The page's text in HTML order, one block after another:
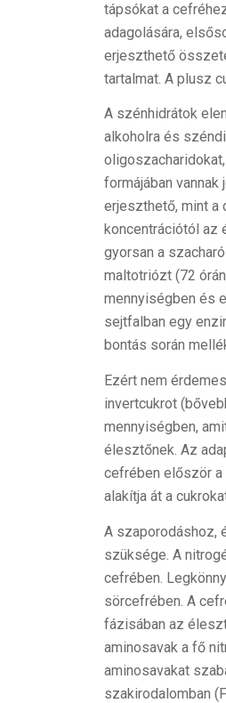
tápsókat a
adagolására,
erjeszthető
tartalmat. A plusz
A szénhidrátok
alkoholra és
formájában
erjeszthető, mint a
koncentrációtól az
gyorsan a
maltotriózt (72
mennyiségben és
sejtfalban egy
bontás során
Ezért nem
invertcukrot
mennyiségben,
élesztőnek. Az
cefrében először a
alakítja át a
A szaporodáshoz,
szüksége. A
cefrében.
sörcefrében. A
fázisában az
aminosavak a fő
aminosavakat
szakirodalomban